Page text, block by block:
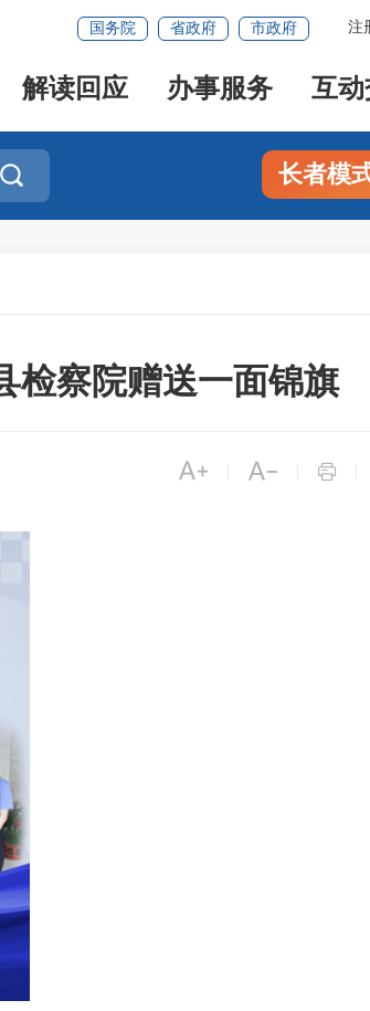
注
国务院 省政府 市政府
解读回应 办事服务 互
 长者模
检察院赠送一面锦旗
  